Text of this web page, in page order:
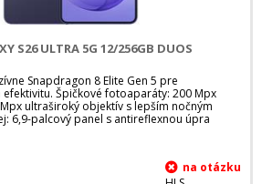
S26 ULTRA 5G 12/256GB DUOS
Snapdragon 8 Elite Gen 5 pre
Špičkové fotoaparáty: 200 Mpx
ultraširoký objektív s lepším nočným
6,9-palcový panel s antireflexnou úpra